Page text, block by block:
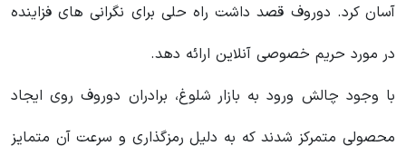
آسان کرد. دوروف قصد داشت راه حلی برای نگرانی های فزاینده
در مورد حریم خصوصی آنلاین ارائه دهد.
با وجود چالش ورود به بازار شلوغ، برادران دوروف روی ایجاد
محصولی متمرکز شدند که به دلیل رمزگذاری و سرعت آن متمایز